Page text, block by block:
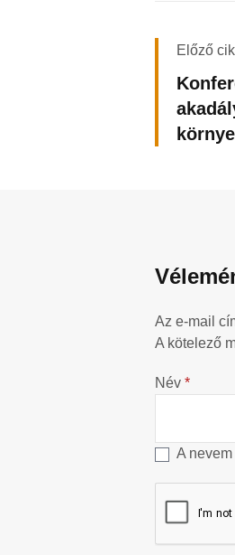
Előző
Az e-mail
A kötelező
Név *
A